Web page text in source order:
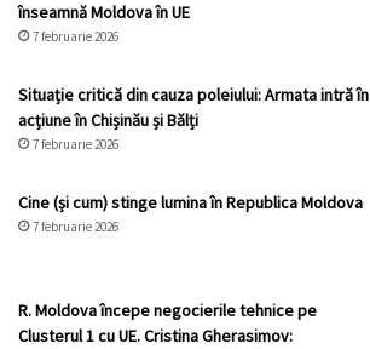
înseamnă Moldova în UE
7 februarie 2026
Situație critică din cauza poleiului: Armata intră în
acțiune în Chișinău și Bălți
7 februarie 2026
Cine (și cum) stinge lumina în Republica Moldova
7 februarie 2026
R. Moldova începe negocierile tehnice pe
Clusterul 1 cu UE. Cristina Gherasimov: